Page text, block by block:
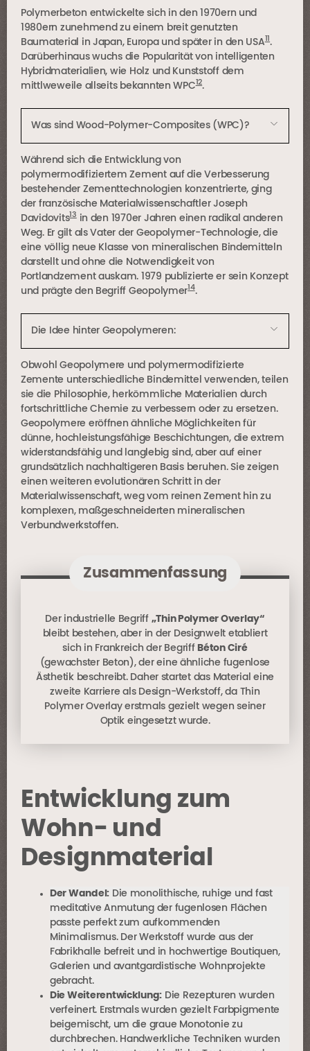
Polymerbeton entwickelte sich in den 1970ern und
1980ern zunehmend zu einem breit genutzten
Baumaterial in Japan, Europa und später in den USA .
Darüberhinaus wuchs die Popularität von intelligenten
Hybridmaterialien, wie Holz und Kunststoff dem
mittlweweile allseits bekannten WPC 12.
Was sind Wood-Polymer-Composites (WPC)?
Während sich die Entwicklung von
polymermodifiziertem Zement auf die Verbesserung
bestehender Zementtechnologien konzentrierte, ging
der französische Materialwissenschaftler Joseph
Davidovits13in den 1970er Jahren einen radikal anderen
Weg. Er gilt als Vater der Geopolymer-Technologie, die
eine völlig neue Klasse von mineralischen Bindemitteln
darstellt und ohne die Notwendigkeit von
Portlandzement auskam. 1979 publizierte er sein Konzept
und prägte den Begriff Geopolymer 14.
Die Idee hinter Geopolymeren:
Obwohl Geopolymere und polymermodifizierte
Zemente unterschiedliche Bindemittel verwenden, teilen
sie die Philosophie, herkömmliche Materialien durch
fortschrittliche Chemie zu verbessern oder zu ersetzen.
Geopolymere eröffnen ähnliche Möglichkeiten für
dünne, hochleistungsfähige Beschichtungen, die extrem
widerstandsfähig und langlebig sind, aber auf einer
grundsätzlich nachhaltigeren Basis beruhen. Sie zeigen
einen weiteren evolutionären Schritt in der
Materialwissenschaft, weg vom reinen Zement hin zu
komplexen, maßgeschneiderten mineralischen
Verbundwerkstoffen.
Zusammenfassung
Der industrielle Begriff „Thin Polymer Overlay“
bleibt bestehen, aber in der Designwelt etabliert
sich in Frankreich der Begriff Béton Ciré
(gewachster Beton), der eine ähnliche fugenlose
Ästhetik beschreibt. Daher startet das Material eine
zweite Karriere als Design-Werkstoff, da Thin
Polymer Overlay erstmals gezielt wegen seiner
Optik eingesetzt wurde.
Entwicklung zum
Wohn- und
Designmaterial
Der Wandel: Die monolithische, ruhige und fast
meditative Anmutung der fugenlosen Flächen
passte perfekt zum aufkommenden
Minimalismus. Der Werkstoff wurde aus der
Fabrikhalle befreit und in hochwertige Boutiquen,
Galerien und avantgardistische Wohnprojekte
gebracht.
Die Weiterentwicklung: Die Rezepturen wurden
verfeinert. Erstmals wurden gezielt Farbpigmente
beigemischt, um die graue Monotonie zu
durchbrechen. Handwerkliche Techniken wurden